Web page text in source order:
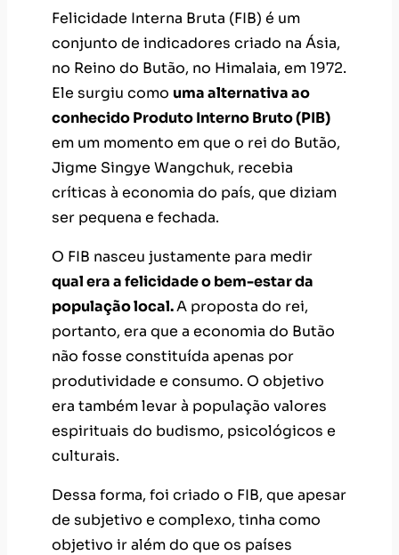
Felicidade Interna Bruta (FIB) é um
conjunto de indicadores criado na Ásia,
no Reino do Butão, no Himalaia, em 1972.
Ele surgiu como uma alternativa ao
conhecido Produto Interno Bruto (PIB)
em um momento em que o rei do Butão,
Jigme Singye Wangchuk, recebia
críticas à economia do país, que diziam
ser pequena e fechada.
O FIB nasceu justamente para medir
qual era a felicidade o bem-estar da
população local.A proposta do rei,
portanto, era que a economia do Butão
não fosse constituída apenas por
produtividade e consumo. O objetivo
era também levar à população valores
espirituais do budismo, psicológicos e
culturais.
Dessa forma, foi criado o FIB, que apesar
de subjetivo e complexo, tinha como
objetivo ir além do que os países